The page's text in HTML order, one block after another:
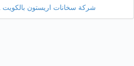
شركة سخانات اريستون بالكويت